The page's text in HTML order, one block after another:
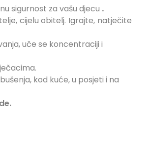
sigurnost za vašu djecu .
cijelu obitelj. Igrajte, natječite
uče se koncentraciji i
kod kuće, u posjeti i na